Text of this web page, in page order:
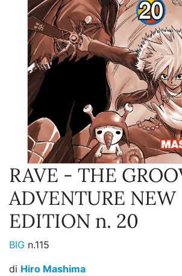
RAVE - THE
ADVENTURE NEW
EDITION n. 20
BIG n.115
di Hiro Mashima